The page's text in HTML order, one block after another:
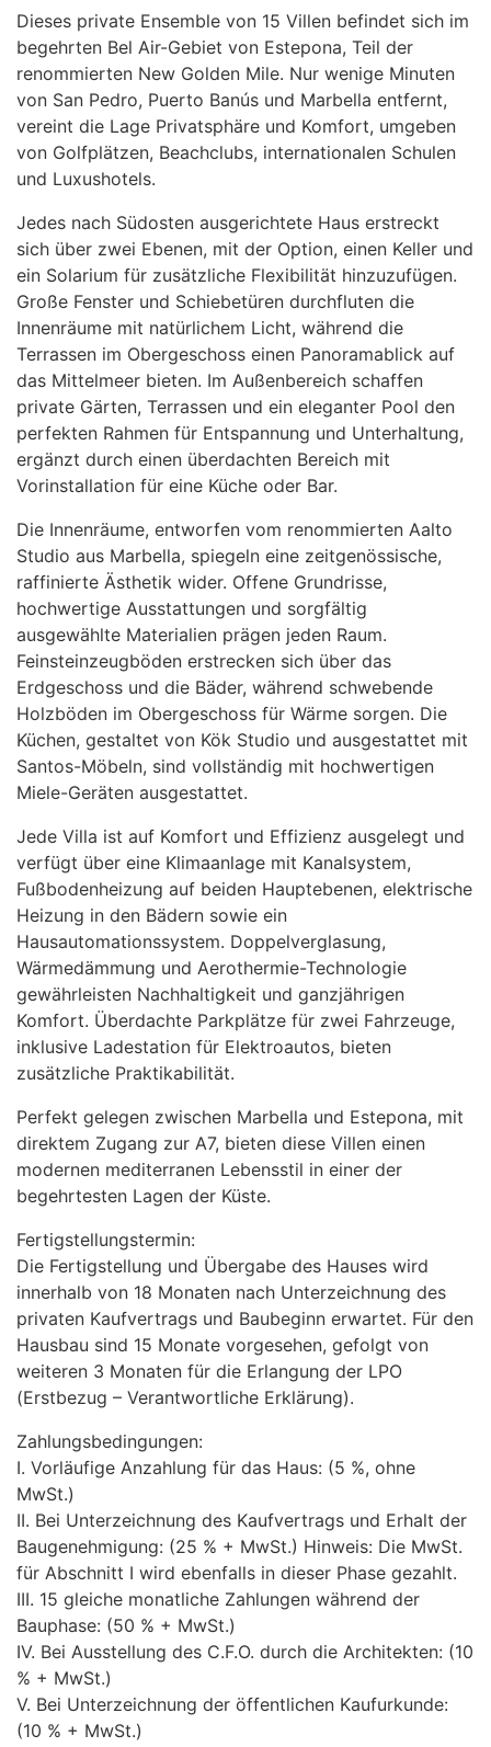
Dieses private Ensemble von 15 Villen befindet sich im
begehrten Bel Air-Gebiet von Estepona, Teil der
renommierten New Golden Mile. Nur wenige Minuten
von San Pedro, Puerto Banús und Marbella entfernt,
vereint die Lage Privatsphäre und Komfort, umgeben
von Golfplätzen, Beachclubs, internationalen Schulen
und Luxushotels.
Jedes nach Südosten ausgerichtete Haus erstreckt
sich über zwei Ebenen, mit der Option, einen Keller und
ein Solarium für zusätzliche Flexibilität hinzuzufügen.
Große Fenster und Schiebetüren durchfluten die
Innenräume mit natürlichem Licht, während die
Terrassen im Obergeschoss einen Panoramablick auf
das Mittelmeer bieten. Im Außenbereich schaffen
private Gärten, Terrassen und ein eleganter Pool den
perfekten Rahmen für Entspannung und Unterhaltung,
ergänzt durch einen überdachten Bereich mit
Vorinstallation für eine Küche oder Bar.
Die Innenräume, entworfen vom renommierten Aalto
Studio aus Marbella, spiegeln eine zeitgenössische,
raffinierte Ästhetik wider. Offene Grundrisse,
hochwertige Ausstattungen und sorgfältig
ausgewählte Materialien prägen jeden Raum.
Feinsteinzeugböden erstrecken sich über das
Erdgeschoss und die Bäder, während schwebende
Holzböden im Obergeschoss für Wärme sorgen. Die
Küchen, gestaltet von Kök Studio und ausgestattet mit
Santos-Möbeln, sind vollständig mit hochwertigen
Miele-Geräten ausgestattet.
Jede Villa ist auf Komfort und Effizienz ausgelegt und
verfügt über eine Klimaanlage mit Kanalsystem,
Fußbodenheizung auf beiden Hauptebenen, elektrische
Heizung in den Bädern sowie ein
Hausautomationssystem. Doppelverglasung,
Wärmedämmung und Aerothermie-Technologie
gewährleisten Nachhaltigkeit und ganzjährigen
Komfort. Überdachte Parkplätze für zwei Fahrzeuge,
inklusive Ladestation für Elektroautos, bieten
zusätzliche Praktikabilität.
Perfekt gelegen zwischen Marbella und Estepona, mit
direktem Zugang zur A7, bieten diese Villen einen
modernen mediterranen Lebensstil in einer der
begehrtesten Lagen der Küste.
Fertigstellungstermin:
Die Fertigstellung und Übergabe des Hauses wird
innerhalb von 18 Monaten nach Unterzeichnung des
privaten Kaufvertrags und Baubeginn erwartet. Für den
Hausbau sind 15 Monate vorgesehen, gefolgt von
weiteren 3 Monaten für die Erlangung der LPO
(Erstbezug – Verantwortliche Erklärung).
Zahlungsbedingungen:
I. Vorläufige Anzahlung für das Haus: (5 %, ohne
MwSt.)
II. Bei Unterzeichnung des Kaufvertrags und Erhalt der
Baugenehmigung: (25 % + MwSt.) Hinweis: Die MwSt.
für Abschnitt I wird ebenfalls in dieser Phase gezahlt.
III. 15 gleiche monatliche Zahlungen während der
Bauphase: (50 % + MwSt.)
IV. Bei Ausstellung des C.F.O. durch die Architekten: (10
% + MwSt.)
V. Bei Unterzeichnung der öffentlichen Kaufurkunde:
(10 % + MwSt.)